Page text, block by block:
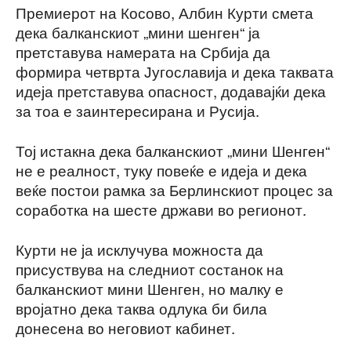
Премиерот на Косово, Албин Курти смета
дека балканскиот „мини шенген“ ја
претставува намерата на Србија да
формира четврта Југославија и дека таквата
идеја претставува опасност, додавајќи дека
за тоа е заинтересирана и Русија.
Тој истакна дека балканскиот „мини Шенген“
не е реалност, туку повеќе е идеја и дека
веќе постои рамка за Берлинскиот процес за
соработка на шесте држави во регионот.
Курти не ја исклучува можноста да
присуствува на следниот состанок на
балканскиот мини Шенген, но малку е
вројатно дека таква одлука би била
донесена во неговиот кабинет.